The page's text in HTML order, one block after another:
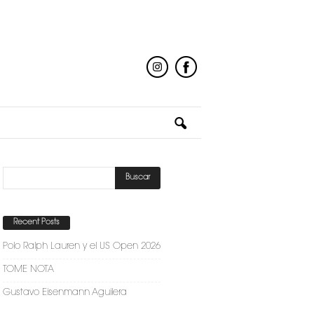
Recent Posts
Polo Ralph Lauren y el US Open 2026
TOME NOTA
Gustavo Eisenmann Aguilera